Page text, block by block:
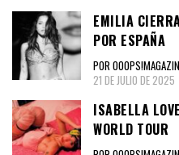
EMILIA
POR ESPAÑA
POR
21 DE JULIO DE 2025
ISABELLA
WORLD TOUR